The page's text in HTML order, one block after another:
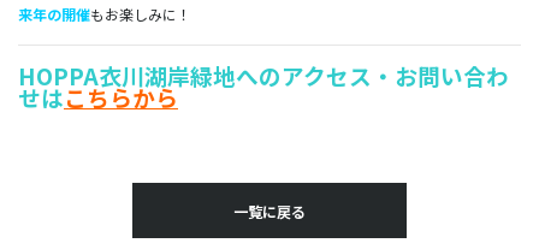
来年の開催もお楽しみに！
HOPPA衣川湖岸緑地へのアクセス・お問い合わ
せはこちらから
一覧に戻る